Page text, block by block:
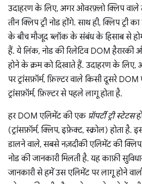
उदाहरण के लिए, अगर ओवरफ़्लो क्लिप वाले
तीन क्लिप ट्री नोड होंगे. साथ ही, क्लिप ट्री
के बीच मौजूद ब्लॉक के संबंध के हिसाब से
हैं. ये लिंक, नोड की रिलेटिव DOM हैरारकी
होने के क्रम को दिखाते हैं. उदाहरण के लिए,
पर ट्रांसफ़ॉर्म, फ़िल्टर वाले किसी दूसरे
ट्रांसफ़ॉर्म, फ़िल्टर से पहले लागू होता है.
हर DOM एलिमेंट की एक प्रॉपर्टी ट्री स्टेटस
(ट्रांसफ़ॉर्म, क्लिप, इफ़ेक्ट, स्क्रोल) होता
डालने वाले, सबसे नज़दीकी एलिमेंट की क्लिप,
नोड की जानकारी मिलती है. यह काफ़ी
जानकारी से हमें उस एलिमेंट पर लागू होने